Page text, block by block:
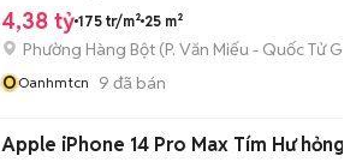
4,38 tỷ 175 tr/m² 25 m²
Phường Hàng Bột (P. Văn Miếu - Quốc Tử
OOanhmtcn 9 đã bán
Apple iPhone 14 Pro Max Tím Hư hỏng